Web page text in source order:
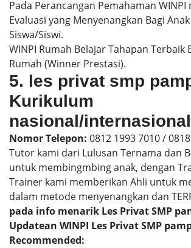
Pada Perancangan Pemahaman
Evaluasi yang Menyenangkan Bagi
Siswa/Siswi.
WINPI Rumah Belajar Tahapan Terbaik
Rumah (Winner Prestasi).
5. les privat smp
Kurikulum
nasional/internasional
Nomor Telepon: 0812 1993 7010 /
Tutor kami dari Lulusan Ternama dan
untuk membingmbing anak, dengan
Trainer kami memberikan Ahli untuk
dalam metode menyenangkan dan
pada info menarik Les Privat SMP
Updatean WINPI Les Privat SMP
Recommended: